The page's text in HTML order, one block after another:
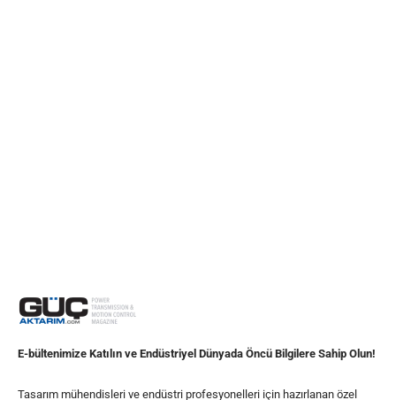
E-bültenimize Katılın ve Endüstriyel Dünyada Öncü Bilgilere Sahip Olun!
Tasarım mühendisleri ve endüstri profesyonelleri için hazırlanan özel